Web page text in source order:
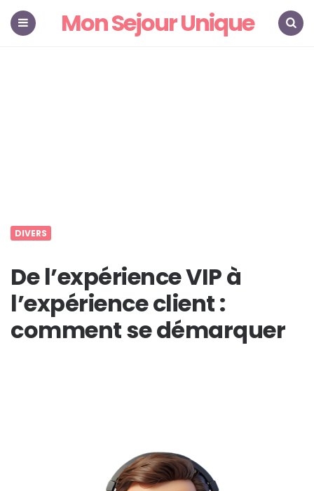
Mon Sejour Unique
DIVERS
De l’expérience VIP à
l’expérience client :
comment se démarquer